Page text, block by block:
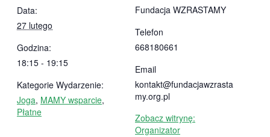
Data:
27 lutego
Godzina:
18:15 - 19:15
Kategorie Wydarzenie:
Joga, MAMY wsparcie,
Płatne
Fundacja WZRASTAMY
Telefon
668180661
Email
kontakt@fundacjawzrasta
my.org.pl
Zobacz witrynę:
Organizator